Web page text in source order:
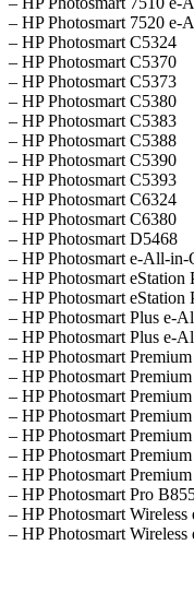
– HP Photosmart 7520 e-
– HP Photosmart C5324
– HP Photosmart C5370
– HP Photosmart C5373
– HP Photosmart C5380
– HP Photosmart C5383
– HP Photosmart C5388
– HP Photosmart C5390
– HP Photosmart C5393
– HP Photosmart C6324
– HP Photosmart C6380
– HP Photosmart D5468
– HP Photosmart e-All-in-
– HP Photosmart eStation
– HP Photosmart eStation
– HP Photosmart Plus e-
– HP Photosmart Plus e-
– HP Photosmart
– HP Photosmart
– HP Photosmart
– HP Photosmart
– HP Photosmart
– HP Photosmart
– HP Photosmart
– HP Photosmart Pro
– HP Photosmart
– HP Photosmart